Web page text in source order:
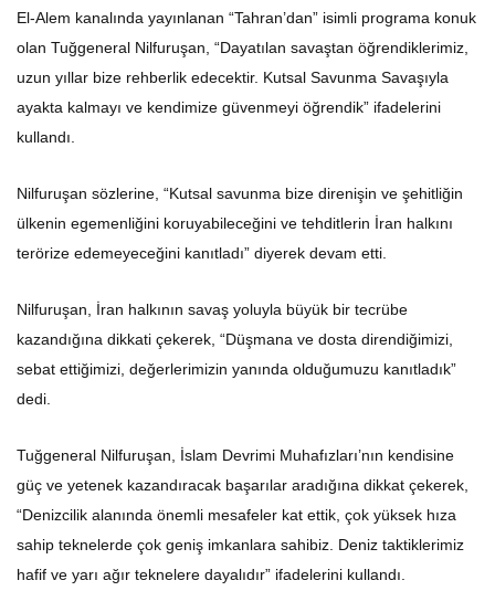
El-Alem kanalında yayınlanan “Tahran’dan” isimli programa konuk
olan Tuğgeneral Nilfuruşan, “Dayatılan savaştan öğrendiklerimiz,
uzun yıllar bize rehberlik edecektir. Kutsal Savunma Savaşıyla
ayakta kalmayı ve kendimize güvenmeyi öğrendik” ifadelerini
kullandı.
Nilfuruşan sözlerine, “Kutsal savunma bize direnişin ve şehitliğin
ülkenin egemenliğini koruyabileceğini ve tehditlerin İran halkını
terörize edemeyeceğini kanıtladı” diyerek devam etti.
Nilfuruşan, İran halkının savaş yoluyla büyük bir tecrübe
kazandığına dikkati çekerek, “Düşmana ve dosta direndiğimizi,
sebat ettiğimizi, değerlerimizin yanında olduğumuzu kanıtladık”
dedi.
Tuğgeneral Nilfuruşan, İslam Devrimi Muhafızları’nın kendisine
güç ve yetenek kazandıracak başarılar aradığına dikkat çekerek,
“Denizcilik alanında önemli mesafeler kat ettik, çok yüksek hıza
sahip teknelerde çok geniş imkanlara sahibiz. Deniz taktiklerimiz
hafif ve yarı ağır teknelere dayalıdır” ifadelerini kullandı.